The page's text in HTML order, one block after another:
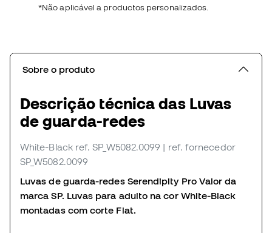
*Não aplicável a productos personalizados.
Sobre o produto
Descrição técnica das Luvas
de guarda-redes
White-Black ref. SP_W5082.0099 | ref. fornecedor
SP_W5082.0099
Luvas de guarda-redes Serendipity Pro Valor da
marca SP. Luvas para adulto na cor White-Black
montadas com corte Flat.